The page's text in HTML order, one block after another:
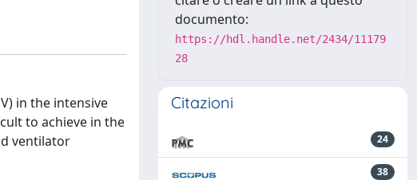
in the intensive
to achieve in the
ventilator
documento:
https://hdl.handle.net/2434/11179
28
Citazioni
24
38